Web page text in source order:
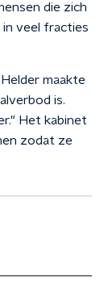
die zich
veel fracties
maakte
is.
Het kabinet
zodat ze